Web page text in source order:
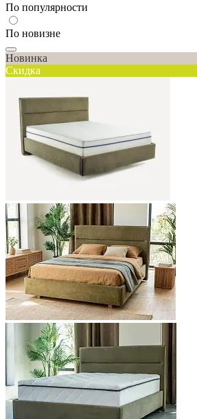
По популярности
По новизне
Новинка
Скидка